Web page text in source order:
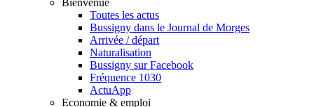
Bienvenue
Toutes les actus
Bussigny dans le Journal de Morges
Arrivée / départ
Naturalisation
Bussigny sur Facebook
Fréquence 1030
ActuApp
Economie & emploi